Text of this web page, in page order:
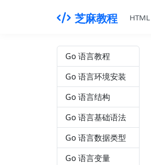
芝麻教程 HTML
Go 语言教程
Go 语言环境安装
Go 语言结构
Go 语言基础语法
Go 语言数据类型
Go 语言变量